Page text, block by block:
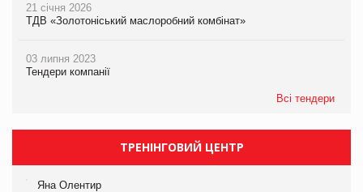
21 січня 2026
ТДВ «Золотоніський маслоробний комбінат»
03 липня 2023
Тендери компанії
Всі тендери
ТРЕНІНГОВИЙ ЦЕНТР
Яна Олентир